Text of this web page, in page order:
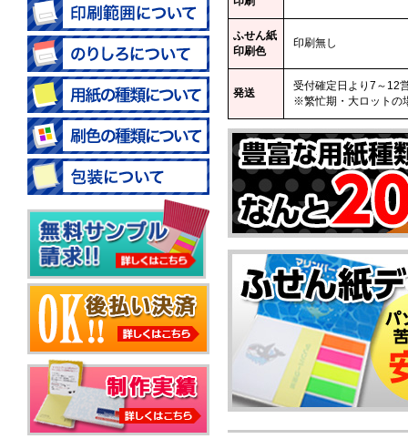
ふせん紙
印刷色
印刷無し
発送
受付確定日より7～12
※繁忙期・大ロットの